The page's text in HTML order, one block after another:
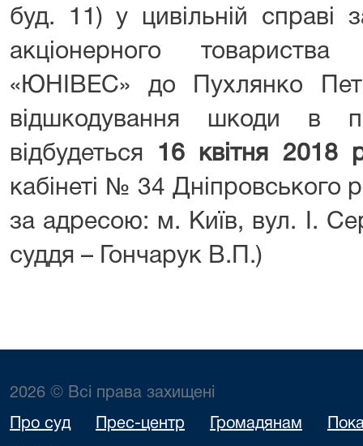
буд. 11) у цивільній справі
акціонерного
«ЮНІВЕС» до Пухлянко
відшкодування шкоди в
відбудеться 16 квітня 2018
кабінеті № 34 Дніпровського
за адресою: м. Київ, вул. І.
суддя – Гончарук В.П.)
2026 © Всі права захищені
Про суд Прес-центр Громадянам